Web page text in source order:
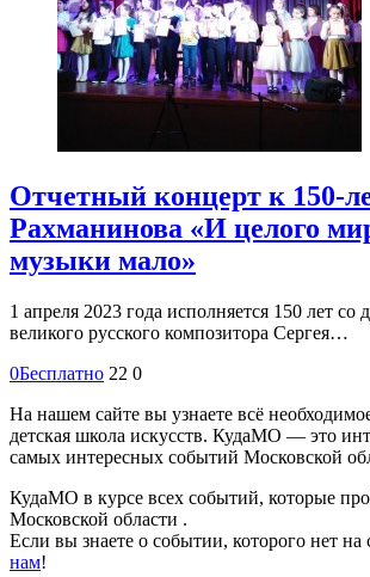
Отчетный концерт к 150-
Рахманинова «И целого
музыки мало»
1 апреля 2023 года исполняется 150 лет со
великого русского композитора Сергея…
0Бесплатно 22 0
На нашем сайте вы узнаете всё
детская школа искусств. КудаМО — это
самых интересных событий Московской
КудаМО в курсе всех событий, которые
Московской области .
Если вы знаете о событии, которого нет на
нам!